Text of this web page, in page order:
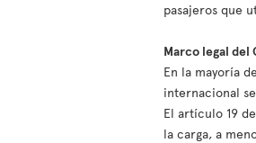
pasajeros que
Marco legal del
En la mayoría
internacional
El artículo 19
la carga, a